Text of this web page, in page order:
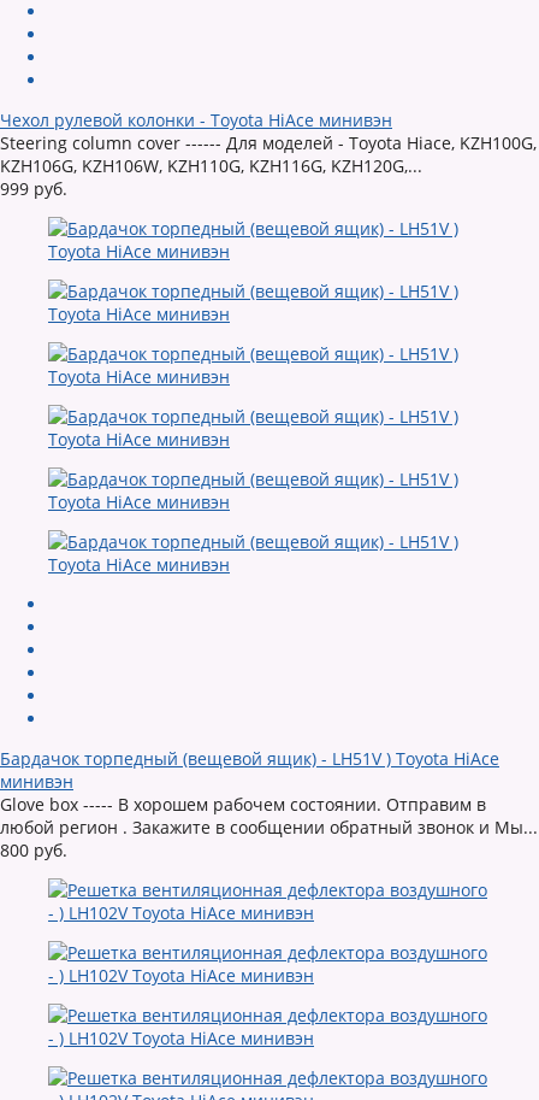
Чехол рулевой колонки - Toyota HiAce минивэн
Steering column cover ------ Для моделей - Toyota Hiace, KZH100G,
KZH106G, KZH106W, KZH110G, KZH116G, KZH120G,...
999 руб.
Бардачок торпедный (вещевой ящик) - LH51V ) Toyota HiAce
минивэн
Glove box ----- В хорошем рабочем состоянии. Отправим в
любой регион . Закажите в сообщении обратный звонок и Мы...
800 руб.